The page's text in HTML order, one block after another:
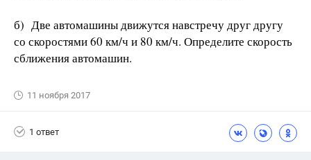
б) Две автомашины движутся навстречу друг другу
со скоростями 60 км/ч и 80 км/ч. Определите скорость
сближения автомашин.
11 ноября 2017
1 ответ